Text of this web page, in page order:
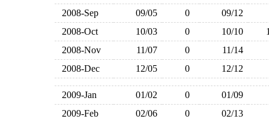
2008-Sep
09/05 0
09/12
2008-Oct
10/03 0 10/10
2008-Nov
11/07 0
11/14
2008-Dec
12/05 0 12/12
2009-Jan 01/02 0
01/09
2009-Feb
02/06 0
02/13